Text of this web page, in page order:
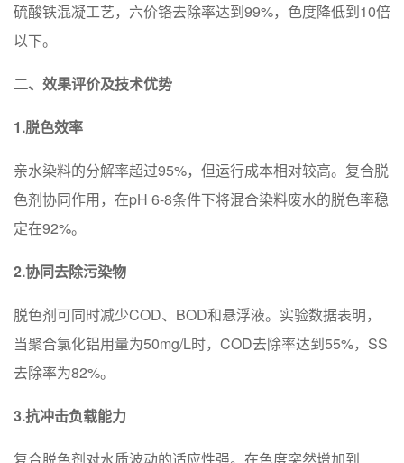
硫酸铁混凝工艺，六价铬去除率达到99%，色度降低到10倍
以下。
二、效果评价及技术优势
1.脱色效率
亲水染料的分解率超过95%，但运行成本相对较高。复合脱
色剂协同作用，在pH 6-8条件下将混合染料废水的脱色率稳
定在92%。
2.协同去除污染物
脱色剂可同时减少COD、BOD和悬浮液。实验数据表明，
当聚合氯化铝用量为50mg/L时，COD去除率达到55%，SS
去除率为82%。
3.抗冲击负载能力